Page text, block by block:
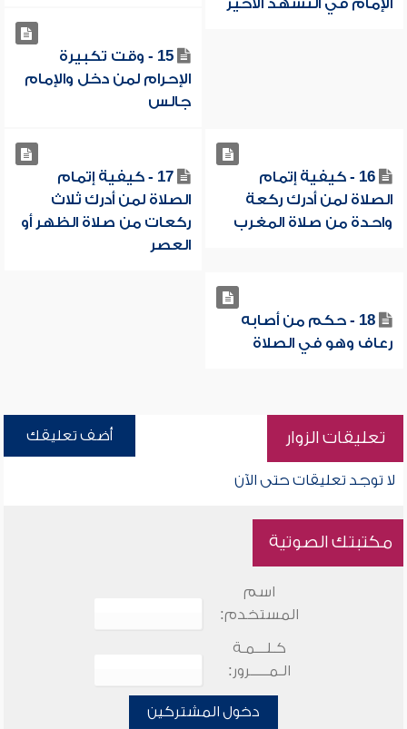
الإمام في التشهد الأخير
15 - وقت تكبيرة
الإحرام لمن دخل والإمام
جالس
16 - كيفية إتمام
الصلاة لمن أدرك ركعة
واحدة من صلاة المغرب
17 - كيفية إتمام
الصلاة لمن أدرك ثلاث
ركعات من صلاة الظهر أو
العصر
18 - حكم من أصابه
رعاف وهو في الصلاة
تعليقات الزوار أضف تعليقك
لا توجد تعليقات حتى الآن
مكتبتك الصوتية
اسم
المستخدم:
كـلـــمـة
الـمـــــرور:
دخول المشتركين